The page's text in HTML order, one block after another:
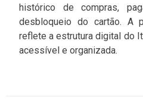
histórico de compras,
desbloqueio do cartão. A
reflete a estrutura digital do
acessível e organizada.